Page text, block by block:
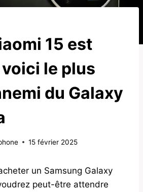
15 est
le plus
du Galaxy
15 février 2025
un Samsung Galaxy
peut-être attendre